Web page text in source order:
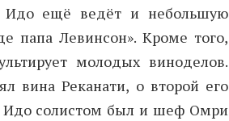
Идо ещё ведёт и небольшую
папа Левинсон». Кроме того,
молодых виноделов.
вина Реканати, о второй его
Идо солистом был и шеф Омри